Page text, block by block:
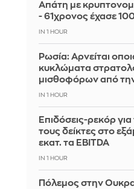
Απάτη με
- 61χρονος έχασε
IN 1 HOUR
Ρωσία: Αρνείται
κυκλώματα
μισθοφόρων από
IN 1 HOUR
Επιδόσεις-ρεκόρ
τους δείκτες στο
εκατ. τα EBITDA
IN 1 HOUR
Πόλεμος στην